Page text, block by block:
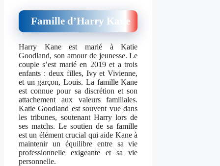
Famille d’Harry Kane
Harry Kane est marié à Katie
Goodland, son amour de jeunesse. Le
couple s’est marié en 2019 et a trois
enfants : deux filles, Ivy et Vivienne,
et un garçon, Louis. La famille Kane
est connue pour sa discrétion et son
attachement aux valeurs familiales.
Katie Goodland est souvent vue dans
les tribunes, soutenant Harry lors de
ses matchs. Le soutien de sa famille
est un élément crucial qui aide Kane à
maintenir un équilibre entre sa vie
professionnelle exigeante et sa vie
personnelle.